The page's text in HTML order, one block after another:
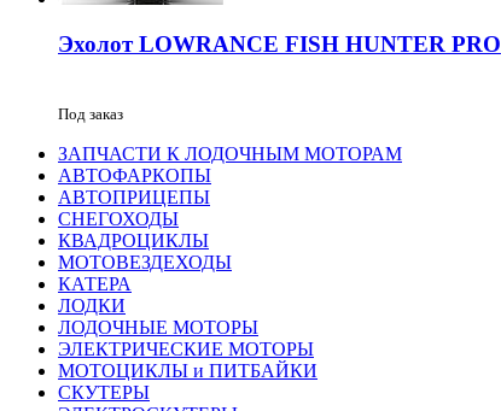
Эхолот LOWRANCE FISH HUNTER PRO
Под заказ
ЗАПЧАСТИ К ЛОДОЧНЫМ МОТОРАМ
АВТОФАРКОПЫ
АВТОПРИЦЕПЫ
СНЕГОХОДЫ
КВАДРОЦИКЛЫ
МОТОВЕЗДЕХОДЫ
КАТЕРА
ЛОДКИ
ЛОДОЧНЫЕ МОТОРЫ
ЭЛЕКТРИЧЕСКИЕ МОТОРЫ
МОТОЦИКЛЫ и ПИТБАЙКИ
СКУТЕРЫ